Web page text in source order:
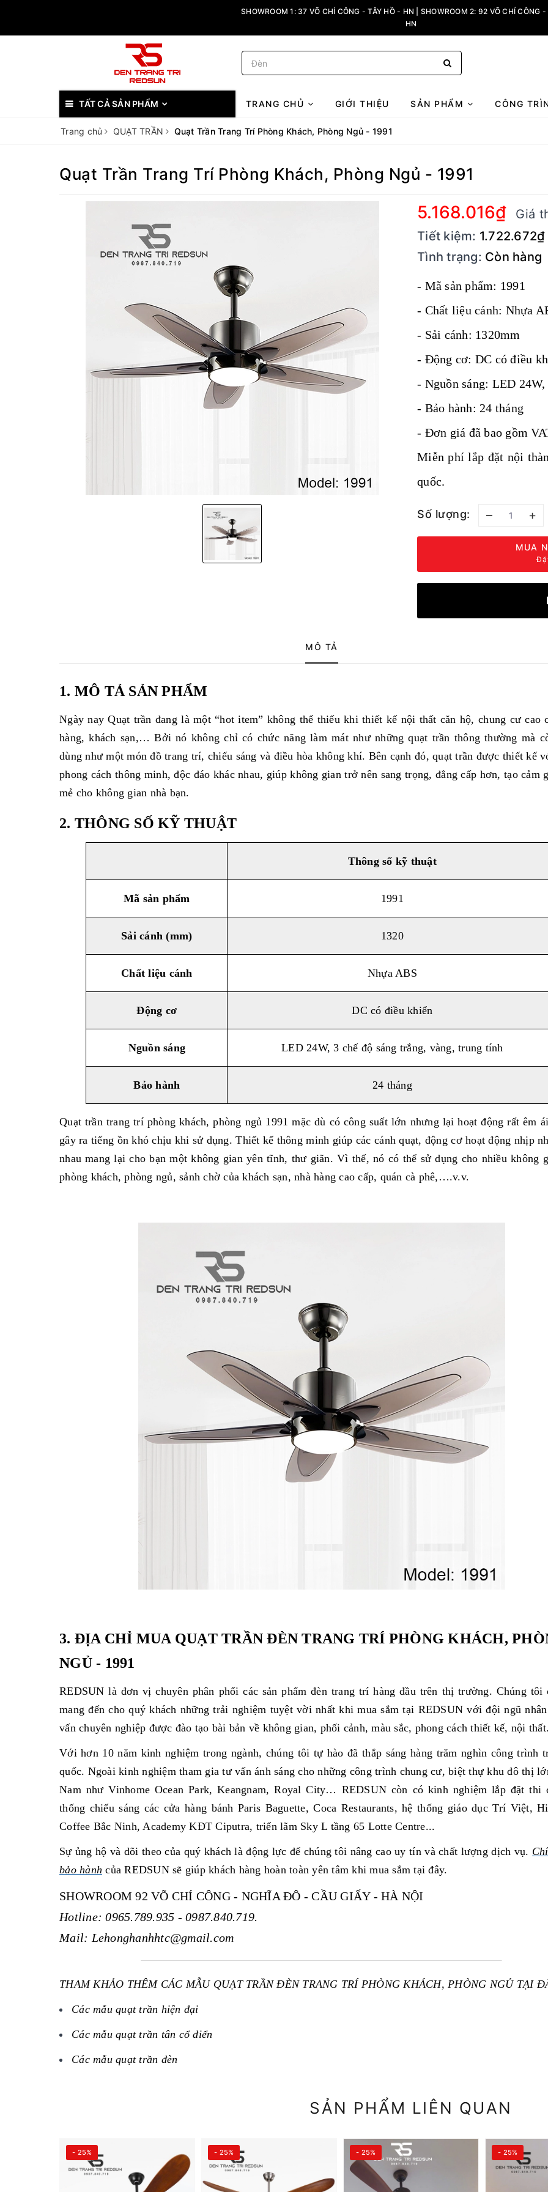
SHOWROOM 1: 37 VÕ CHÍ CÔNG - TÂY HỒ - HN | SHOWROOM 2: 92 VÕ CHÍ CÔNG -
HN
TẤT CẢ SẢN PHẨM TRANG CHỦ GIỚI THIỆU SẢN PHẨM CÔNG
Trang chủ QUẠT TRẦN Quạt Trần Trang Trí Phòng Khách, Phòng Ngủ - 1991
Quạt Trần Trang Trí Phòng Khách, Phòng Ngủ - 1991
5.168.016₫
Giá
Tiết kiệm: 1.722.672₫
Tình trạng: Còn hàng
- Mã sản phẩm: 1991
- Chất liệu cánh: Nhựa
- Sải cánh: 1320mm
- Động cơ: DC có điều
- Nguồn sáng: LED
- Bảo hành: 24 tháng
- Đơn giá đã bao gồm
Miễn phí lắp đặt nội
quốc.
Số lượng: – +
MUA
MÔ TẢ
1. MÔ TẢ SẢN PHẨM
Ngày nay Quạt trần đang là một “hot item” không thể thiếu khi thiết kế nội thất căn hộ, chung cư cao
hàng, khách sạn,… Bởi nó không chỉ có chức năng làm mát như những quạt trần thông thường mà
dùng như một món đồ trang trí, chiếu sáng và điều hòa không khí. Bên cạnh đó, quạt trần được thiết kế
phong cách thông minh, độc đáo khác nhau, giúp không gian trở nên sang trọng, đẳng cấp hơn, tạo cảm
mẻ cho không gian nhà bạn.
2. THÔNG SỐ KỸ THUẬT
Thông số kỹ thuật
Mã sản phẩm 1991
Sải cánh (mm) 1320
Chất liệu cánh Nhựa ABS
Động cơ DC có điều khiển
Nguồn sáng LED 24W, 3 chế độ sáng trắng, vàng, trung tính
Bảo hành 24 tháng
Quạt trần trang trí phòng khách, phòng ngủ 1991 mặc dù có công suất lớn nhưng lại hoạt động rất êm
gây ra tiếng ồn khó chịu khi sử dụng. Thiết kế thông minh giúp các cánh quạt, động cơ hoạt động nhịp
nhau mang lại cho bạn một không gian yên tĩnh, thư giãn. Vì thế, nó có thể sử dụng cho nhiều không
phòng khách, phòng ngủ, sảnh chờ của khách sạn, nhà hàng cao cấp, quán cà phê,….v.v.
3. ĐỊA CHỈ MUA QUẠT TRẦN ĐÈN TRANG TRÍ PHÒNG KHÁCH,
NGỦ - 1991
REDSUN là đơn vị chuyên phân phối các sản phẩm đèn trang trí hàng đầu trên thị trường. Chúng tôi
mang đến cho quý khách những trải nghiệm tuyệt vời nhất khi mua sắm tại REDSUN với đội ngũ
vấn chuyên nghiệp được đào tạo bài bản về không gian, phối cảnh, màu sắc, phong cách thiết kế, nội
Với hơn 10 năm kinh nghiệm trong ngành, chúng tôi tự hào đã thắp sáng hàng trăm nghìn công trình
quốc. Ngoài kinh nghiệm tham gia tư vấn ánh sáng cho những công trình chung cư, biệt thự khu đô thị
Nam như Vinhome Ocean Park, Keangnam, Royal City… REDSUN còn có kinh nghiệm lắp đặt thi
thống chiếu sáng các cửa hàng bánh Paris Baguette, Coca Restaurants, hệ thống giáo dục Trí Việt,
Coffee Bắc Ninh, Academy KĐT Ciputra, triển lãm Sky L tầng 65 Lotte Centre...
Sự ủng hộ và dõi theo của quý khách là động lực để chúng tôi nâng cao uy tín và chất lượng dịch vụ.
bảo hành của REDSUN sẽ giúp khách hàng hoàn toàn yên tâm khi mua sắm tại đây.
SHOWROOM 92 VÕ CHÍ CÔNG - NGHĨA ĐÔ - CẦU GIẤY - HÀ NỘI
Hotline: 0965.789.935 - 0987.840.719.
Mail: Lehonghanhhtc@gmail.com
THAM KHẢO THÊM CÁC MẪU QUẠT TRẦN ĐÈN TRANG TRÍ PHÒNG KHÁCH, PHÒNG NGỦ TẠI
Các mẫu quạt trần hiện đại
Các mẫu quạt trần tân cổ điển
Các mẫu quạt trần đèn
SẢN PHẨM LIÊN QUAN
- 25% - 25% - 25% - 25%